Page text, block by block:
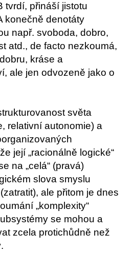
tvrdí, přináší jistotu
konečně denotáty
např. svoboda, dobro,
atd., de facto nezkoumá,
kráse a
ale jen odvozeně jako o
světa
relativní autonomie) a
její „racionálně logické“
na „celá“ (pravá)
slova smyslu
ale přitom je dnes
„komplexity“
se mohou a
zcela protichůdně než